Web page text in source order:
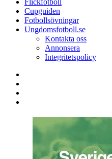
Flickfotboll
Cupguiden
Fotbollsövningar
Ungdomsfotboll.se
Kontakta oss
Annonsera
Integritetspolicy